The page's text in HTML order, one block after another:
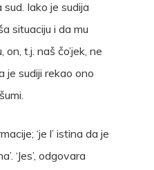
Iako je sudija
situaciju i da mu
t.j. naš čo’jek, ne
je sudiji rekao ono
‘je l’ istina da je
‘Jes’, odgovara